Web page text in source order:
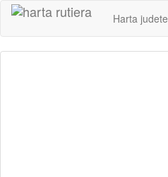
Harta judete